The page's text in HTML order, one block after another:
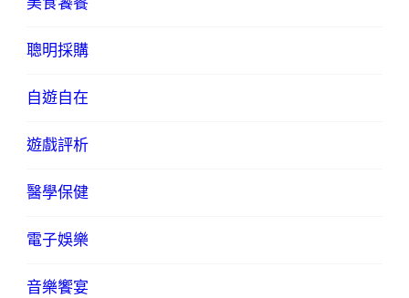
聰明採購
自遊自在
遊戲評析
醫學保健
電子娛樂
音樂饗宴